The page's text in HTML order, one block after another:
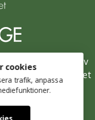
samlade initiativ
drivs av Turistrådet
cookies
trafik, anpassa